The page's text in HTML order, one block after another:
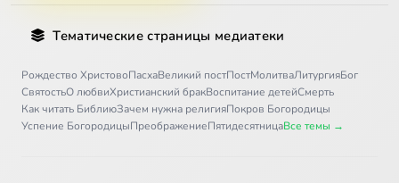
Тематические страницы медиатеки
Рождество ХристовоПасхаВеликий постПостМолитваЛитургияБог
СвятостьО любвиХристианский бракВоспитание детейСмерть
Как читать БиблиюЗачем нужна религияПокров Богородицы
Успение БогородицыПреображениеПятидесятницаВсе темы →